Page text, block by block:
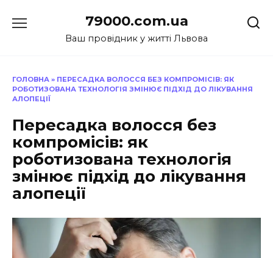
до
79000.com.ua
Ваш провідник у житті Львова
ГОЛОВНА » ПЕРЕСАДКА ВОЛОССЯ БЕЗ КОМПРОМІСІВ: ЯК
РОБОТИЗОВАНА ТЕХНОЛОГІЯ ЗМІНЮЄ ПІДХІД ДО ЛІКУВАННЯ
АЛОПЕЦІЇ
Пересадка волосся без
компромісів: як
роботизована технологія
змінює підхід до лікування
алопеції